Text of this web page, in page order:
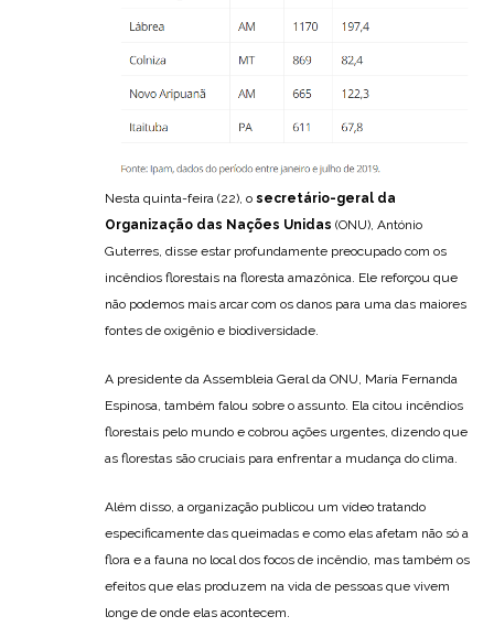
Nesta quinta-feira (22), o secretário-geral da
Organização das Nações Unidas (ONU), António
Guterres, disse estar profundamente preocupado com os
incêndios florestais na floresta amazônica. Ele reforçou que
não podemos mais arcar com os danos para uma das maiores
fontes de oxigênio e biodiversidade.
A presidente da Assembleia Geral da ONU, María Fernanda
Espinosa, também falou sobre o assunto. Ela citou incêndios
florestais pelo mundo e cobrou ações urgentes, dizendo que
as florestas são cruciais para enfrentar a mudança do clima.
Além disso, a organização publicou um vídeo tratando
especificamente das queimadas e como elas afetam não só a
flora e a fauna no local dos focos de incêndio, mas também os
efeitos que elas produzem na vida de pessoas que vivem
longe de onde elas acontecem.